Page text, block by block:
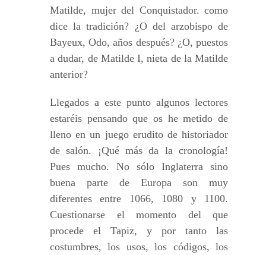
Matilde, mujer del Conquistador. como
dice la tradición? ¿O del arzobispo de
Bayeux, Odo, años después? ¿O, puestos
a dudar, de Matilde I, nieta de la Matilde
anterior?
Llegados a este punto algunos lectores
estaréis pensando que os he metido de
lleno en un juego erudito de historiador
de salón. ¡Qué más da la cronología!
Pues mucho. No sólo Inglaterra sino
buena parte de Europa son muy
diferentes entre 1066, 1080 y 1100.
Cuestionarse el momento del que
procede el Tapiz, y por tanto las
costumbres, los usos, los códigos, los